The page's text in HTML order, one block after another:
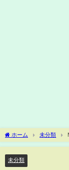
ホーム 未分類
未分類